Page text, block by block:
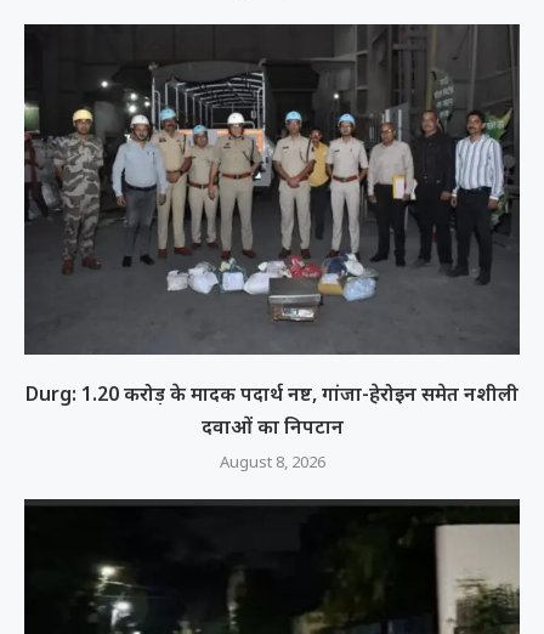
Durg: 1.20 करोड़ के मादक पदार्थ नष्ट, गांजा-हेरोइन समेत नशीली
दवाओं का निपटान
August 8, 2026